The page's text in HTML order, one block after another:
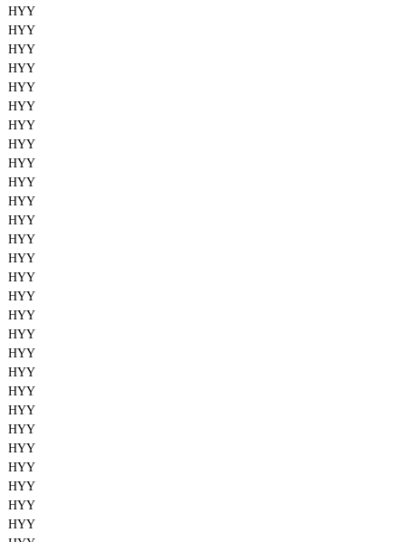
HYY
HYY
HYY
HYY
HYY
HYY
HYY
HYY
HYY
HYY
HYY
HYY
HYY
HYY
HYY
HYY
HYY
HYY
HYY
HYY
HYY
HYY
HYY
HYY
HYY
HYY
HYY
HYY